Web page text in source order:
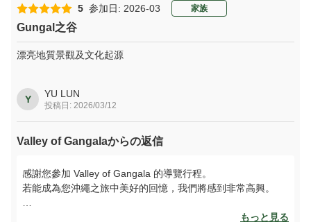
ご家族といっしょにご参加ありがとうございます。 85歳のお
父様も楽しんでいただけたとうかがえて、安堵しておりま
す。 ぜひ、また沖縄に、日本にお越しいただけますと幸いで
す。 レビューありがとうございます！
5 参加日: 2026-03 家族
Gungal之谷
漂亮地質景觀及文化起源
Y YU LUN
投稿日: 2026/03/12
Valley of Gangalaからの返信
感謝您參加 Valley of Gangala 的導覽行程。
若能成為您沖繩之旅中美好的回憶，我們將感到非常高興。
ガンガラーの谷ガイドツアーにご参加いただきありがとうご
もっと見る